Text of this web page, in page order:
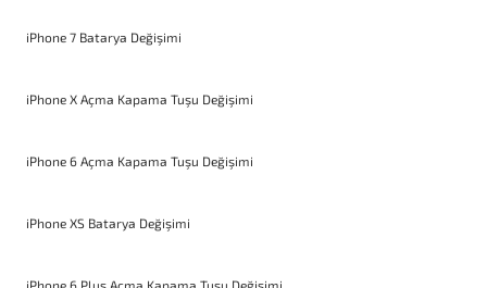
iPhone 7 Batarya Değişimi
iPhone X Açma Kapama Tuşu Değişimi
iPhone 6 Açma Kapama Tuşu Değişimi
iPhone XS Batarya Değişimi
iPhone 6 Plus Açma Kapama Tuşu Değişimi